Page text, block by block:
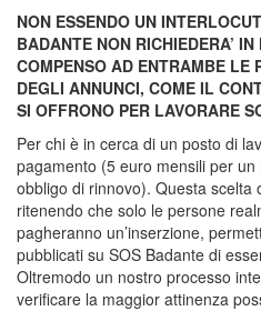
NON ESSENDO UN
BADANTE NON RICHIEDERA’
COMPENSO AD ENTRAMBE LE
DEGLI ANNUNCI, COME IL
SI OFFRONO PER LAVORARE
Per chi è in cerca di un posto di
pagamento (5 euro mensili per
obbligo di rinnovo). Questa scelta
ritenendo che solo le persone
pagheranno un’inserzione,
pubblicati su SOS Badante di
Oltremodo un nostro processo
verificare la maggior attinenza